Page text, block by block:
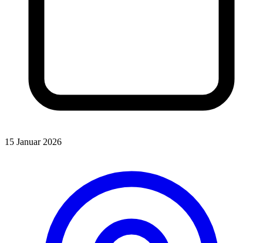
15 Januar 2026